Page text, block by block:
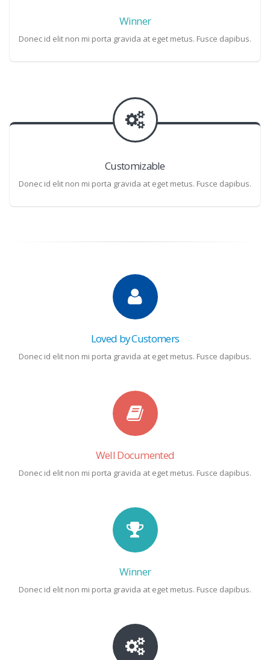
Winner
Donec id elit non mi porta gravida at eget metus. Fusce dapibus.
Customizable
Donec id elit non mi porta gravida at eget metus. Fusce dapibus.
Loved by Customers
Donec id elit non mi porta gravida at eget metus. Fusce dapibus.
Well Documented
Donec id elit non mi porta gravida at eget metus. Fusce dapibus.
Winner
Donec id elit non mi porta gravida at eget metus. Fusce dapibus.